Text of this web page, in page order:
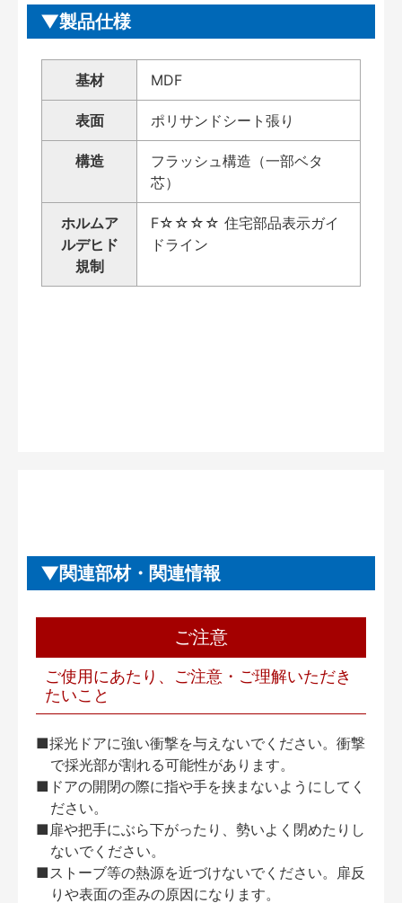
製品仕様
基材 MDF
表面 ポリサンドシート張り
構造
フラッシュ構造（一部ベタ
芯）
ホルムア
ルデヒド
規制
F☆☆☆☆ 住宅部品表示ガイ
ドライン
関連部材・関連情報
ご注意
ご使用にあたり、ご注意・ご理解いただき
たいこと
■採光ドアに強い衝撃を与えないでください。衝撃
で採光部が割れる可能性があります。
■ドアの開閉の際に指や手を挟まないようにしてく
ださい。
■扉や把手にぶら下がったり、勢いよく閉めたりし
ないでください。
■ストーブ等の熱源を近づけないでください。扉反
りや表面の歪みの原因になります。